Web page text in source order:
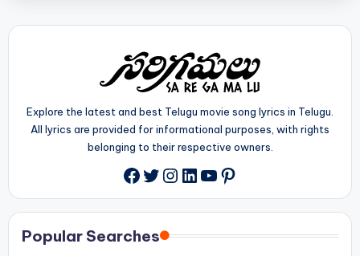
Explore the latest and best Telugu movie song lyrics in Telugu.
All lyrics are provided for informational purposes, with rights
belonging to their respective owners.
Facebook
Twitter
Instagram
LinkedIn
YouTube
Pinterest
Popular Searches